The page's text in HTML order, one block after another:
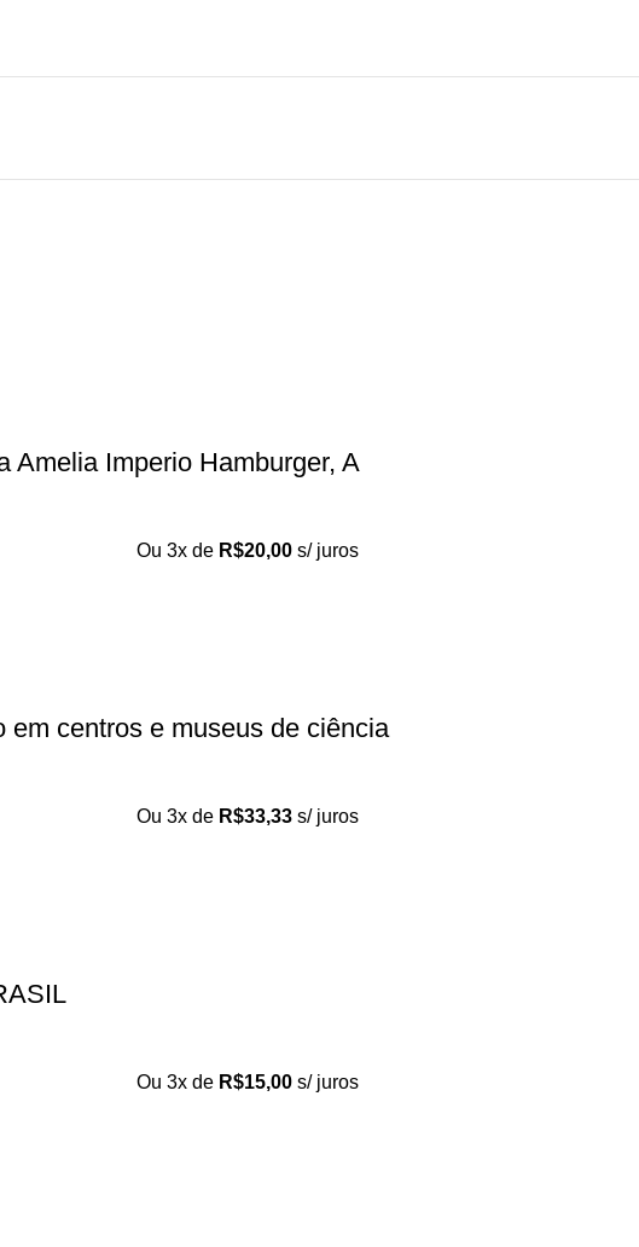
Amelia Imperio Hamburger, A
Ou 3x de R$20,00 s/ juros
centros e museus de ciência
Ou 3x de R$33,33 s/ juros
Ou 3x de R$15,00 s/ juros